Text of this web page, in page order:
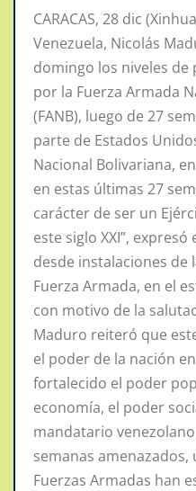
CARACAS, 28 dic
Venezuela, Nicolás
domingo los niveles
por la Fuerza Armada
(FANB), luego de 27
parte de Estados
Nacional Bolivariana,
en estas últimas 27
carácter de ser un
este siglo XXI”,
desde instalaciones de
Fuerza Armada, en el
con motivo de la
Maduro reiteró que
el poder de la nación
fortalecido el poder
economía, el poder
mandatario
semanas
Fuerzas Armadas han